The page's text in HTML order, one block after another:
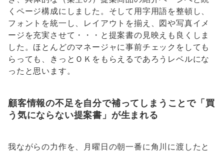
くページ構成にしました。そして用字用語を整頓し、
フォントを統一し、レイアウトを揃え、図や写真イメ
ージを充実させて・・・と提案書の見映えも良くしま
した。ほとんどのマネージャに事前チェックをしても
らっても、きっとＯＫをもらえるであろうレベルにな
ったと思います。
顧客情報の不足を自分で補ってしまうことで「買
う気にならない提案書」が生まれる
我ながらの力作を、月曜日の朝一番に角川に渡したと